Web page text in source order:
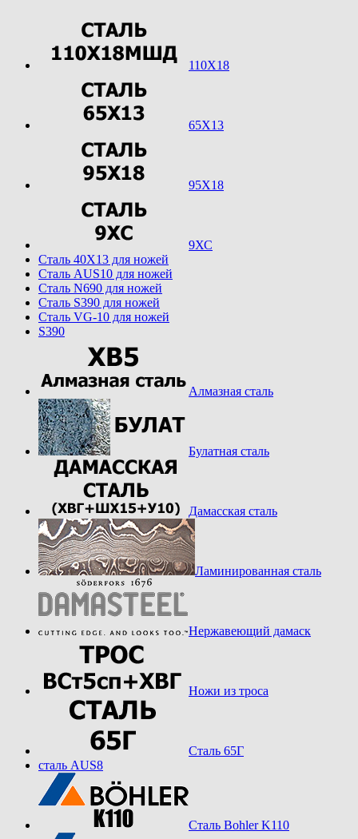
110Х18
65Х13
95Х18
9ХС
Cталь 40Х13 для ножей
Cталь AUS10 для ножей
Cталь N690 для ножей
Cталь S390 для ножей
Cталь VG-10 для ножей
S390
Алмазная сталь
Булатная сталь
Дамасская сталь
Ламинированная сталь
Нержавеющий дамаск
Ножи из троса
Сталь 65Г
сталь AUS8
Сталь Bohler K110